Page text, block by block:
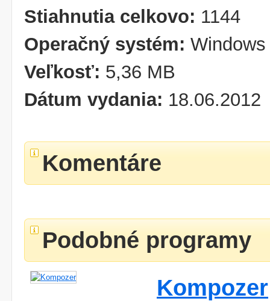
Stiahnutia celkovo: 1144
Operačný systém:
Veľkosť: 5,36 MB
Dátum vydania: 18.06.2012
Komentáre
Podobné programy
Kompozer